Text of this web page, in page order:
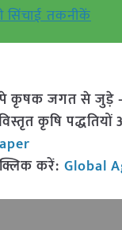
सिंचाई तकनीकें
पे कृषक जगत से जुड़े
कृषि
करें: Global